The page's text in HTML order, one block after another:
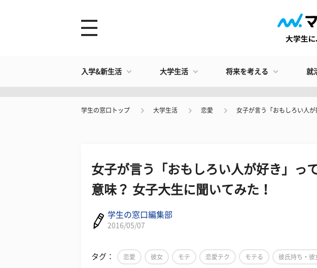
入学&新生活 大学生活 将来を考える 就
学生の窓口トップ 大学生活 恋愛 女子が言う「おもしろい人
女子が言う「おもしろい人が好き」っ
意味？ 女子大生に聞いてみた！
学生の窓口編集部
2016/05/07
タグ： 恋愛 彼女 モテ 恋愛テク モテる 彼氏持ち・彼